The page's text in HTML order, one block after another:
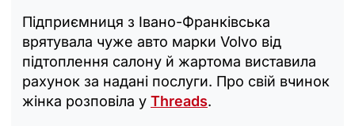
Підприємниця з Івано-Франківська
врятувала чуже авто марки Volvo від
підтоплення салону й жартома виставила
рахунок за надані послуги. Про свій вчинок
жінка розповіла у Threads.